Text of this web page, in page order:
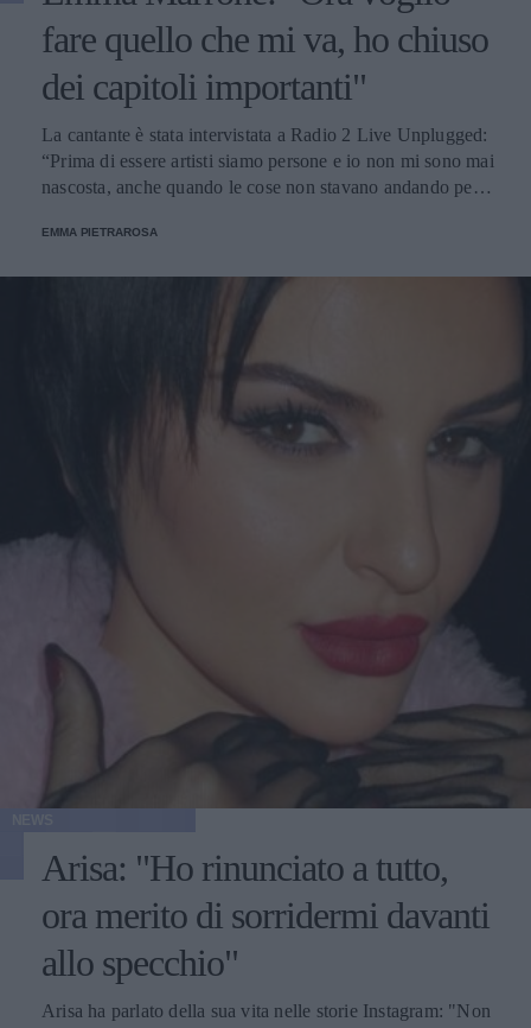
fare quello che mi va, ho chiuso
dei capitoli importanti"
La cantante è stata intervistata a Radio 2 Live Unplugged:
“Prima di essere artisti siamo persone e io non mi sono mai
nascosta, anche quando le cose non stavano andando per
EMMA PIETRAROSA
Arisa: "Ho rinunciato a tutto,
ora merito di sorridermi davanti
allo specchio"
Arisa ha parlato della sua vita nelle storie Instagram: "Non